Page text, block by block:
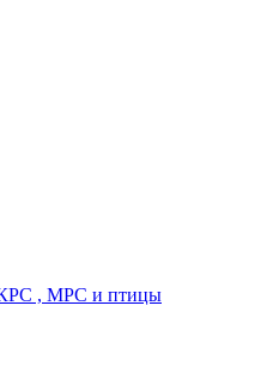
КРС , МРС и птицы